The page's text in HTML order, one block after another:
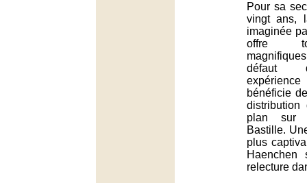
Pour sa
vingt ans,
imaginée
offre
défaut
bénéficie
distribution
plan sur
Bastille.
plus
Haenchen
relecture